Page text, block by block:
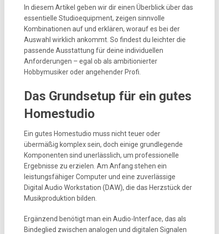
In diesem Artikel geben wir dir einen Überblick über das
essentielle Studioequipment, zeigen sinnvolle
Kombinationen auf und erklären, worauf es bei der
Auswahl wirklich ankommt. So findest du leichter die
passende Ausstattung für deine individuellen
Anforderungen – egal ob als ambitionierter
Hobbymusiker oder angehender Profi.
Das Grundsetup für ein gutes
Homestudio
Ein gutes Homestudio muss nicht teuer oder
übermäßig komplex sein, doch einige grundlegende
Komponenten sind unerlässlich, um professionelle
Ergebnisse zu erzielen. Am Anfang stehen ein
leistungsfähiger Computer und eine zuverlässige
Digital Audio Workstation (DAW), die das Herzstück der
Musikproduktion bilden.
Ergänzend benötigt man ein Audio-Interface, das als
Bindeglied zwischen analogen und digitalen Signalen